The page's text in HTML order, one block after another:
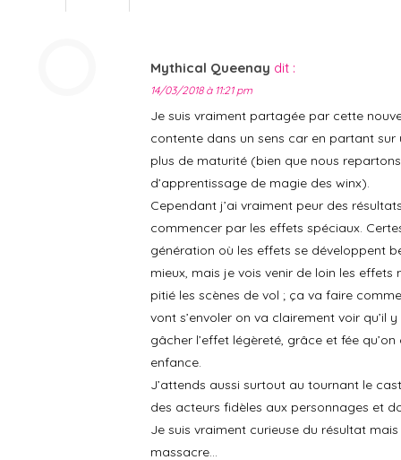
Mythical Queenay dit :
14/03/2018 à 11:21 pm
Je suis vraiment partagée par cette
contente dans un sens car en partant sur
plus de maturité (bien que nous
d’apprentissage de magie des winx).
Cependant j’ai vraiment peur des
commencer par les effets spéciaux.
génération où les effets se développent
mieux, mais je vois venir de loin les
pitié les scènes de vol ; ça va faire
vont s’envoler on va clairement voir qu’il
gâcher l’effet légèreté, grâce et fée
enfance.
J’attends aussi surtout au tournant le
des acteurs fidèles aux personnages et
Je suis vraiment curieuse du résultat mais
massacre…